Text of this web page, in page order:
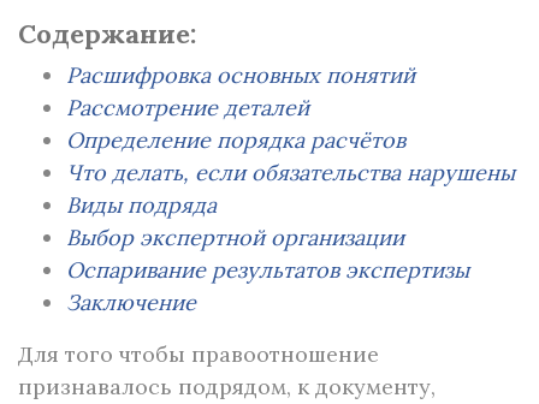
Содержание:
Расшифровка основных понятий
Рассмотрение деталей
Определение порядка расчётов
Что делать, если обязательства нарушены
Виды подряда
Выбор экспертной организации
Оспаривание результатов экспертизы
Заключение
Для того чтобы правоотношение
признавалось подрядом, к документу,